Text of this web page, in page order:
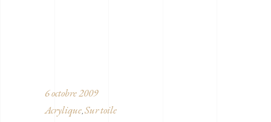
6 octobre 2009
Acrylique, Sur toile